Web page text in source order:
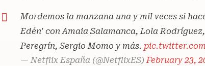
Mordemos la manzana una y mil veces si
Edén' con Amaia Salamanca, Lola
Peregrín, Sergio Momo y más.
— Netflix España (@NetflixES)February 23,